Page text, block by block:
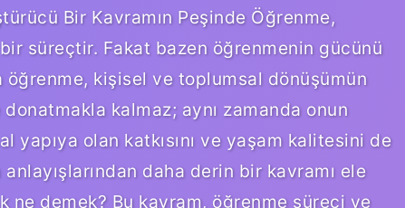
Bir Kavramın Peşinde Öğrenme,
bir süreçtir. Fakat bazen öğrenmenin gücünü
kişisel ve toplumsal dönüşümün
kalmaz; aynı zamanda onun
yapıya olan katkısını ve yaşam kalitesini de
daha derin bir kavramı ele
ne demek? Bu kavram, öğrenme süreci ve